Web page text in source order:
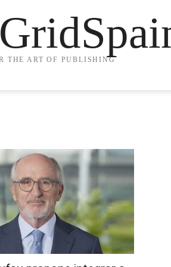
THE ART OF PUBLISHING